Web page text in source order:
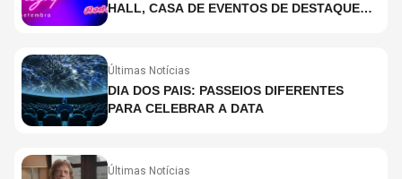
HALL, CASA DE EVENTOS DE DESTAQUE
Últimas Notícias
DIA DOS PAIS: PASSEIOS DIFERENTES
PARA CELEBRAR A DATA
Últimas Notícias